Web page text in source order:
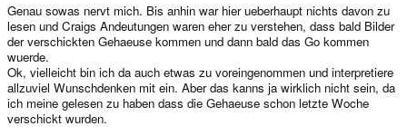
Genau sowas nervt mich. Bis anhin war hier ueberhaupt nichts davon zu
lesen und Craigs Andeutungen waren eher zu verstehen, dass bald Bilder
der verschickten Gehaeuse kommen und dann bald das Go kommen
wuerde.
Ok, vielleicht bin ich da auch etwas zu voreingenommen und interpretiere
allzuviel Wunschdenken mit ein. Aber das kanns ja wirklich nicht sein, da
ich meine gelesen zu haben dass die Gehaeuse schon letzte Woche
verschickt wurden.